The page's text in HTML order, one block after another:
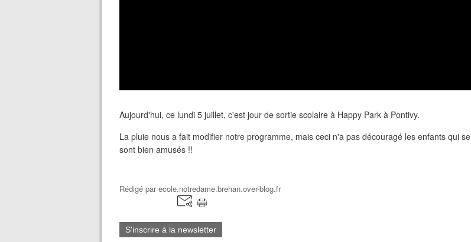
Aujourd'hui, ce lundi 5 juillet, c'est jour de sortie scolaire à Happy Park à Pontivy.
La pluie nous a fait modifier notre programme, mais ceci n'a pas découragé les enfants qui se
sont bien amusés !!
Rédigé parecole.notredame.brehan.over-blog.fr
S'inscrire à la newsletter